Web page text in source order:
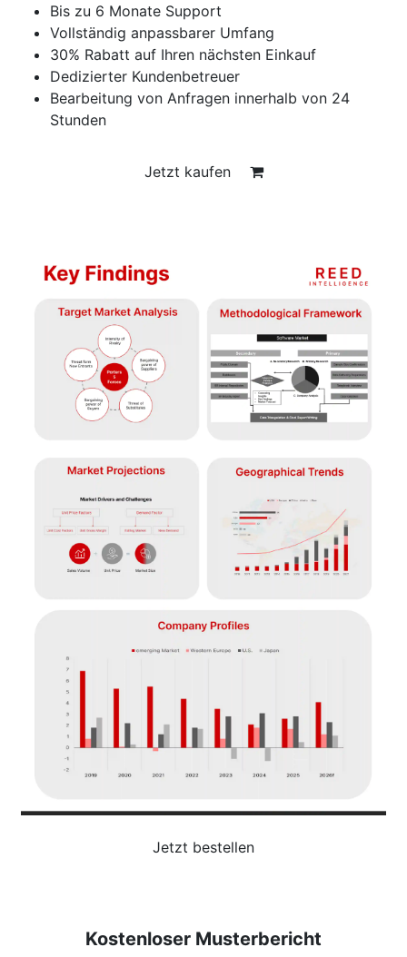
Bis zu 6 Monate Support
Vollständig anpassbarer Umfang
30% Rabatt auf Ihren nächsten Einkauf
Dedizierter Kundenbetreuer
Bearbeitung von Anfragen innerhalb von 24
Stunden
Jetzt kaufen
Jetzt bestellen
Kostenloser Musterbericht